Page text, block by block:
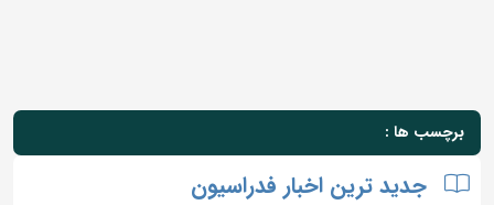
برچسب ها :
جدید ترین اخبار فدراسیون